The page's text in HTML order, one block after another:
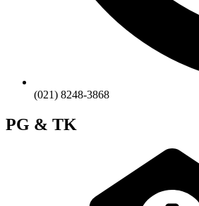
(021) 8248-3868
PG & TK